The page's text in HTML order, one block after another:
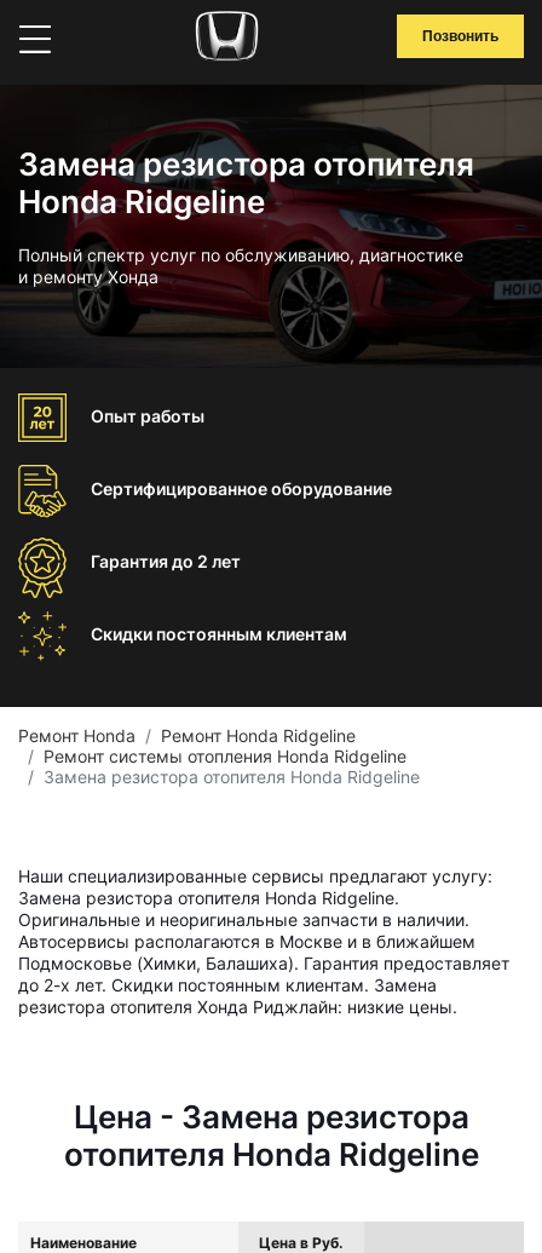
Позвонить
Замена резистора отопителя
Honda Ridgeline
Полный спектр услуг по обслуживанию, диагностике
и ремонту Хонда
Опыт работы
Сертифицированноеоборудование
Гарантиядо 2 лет
Скидки постоянным клиентам
Ремонт Honda
Ремонт Honda Ridgeline
Ремонт системы отопления Honda Ridgeline
Замена резистора отопителя Honda Ridgeline
Наши специализированные сервисы предлагают услугу:
Замена резистора отопителя Honda Ridgeline.
Оригинальные и неоригинальные запчасти в наличии.
Автосервисы располагаются в Москве и в ближайшем
Подмосковье (Химки, Балашиха). Гарантия предоставляет
до 2-х лет. Скидки постоянным клиентам. Замена
резистора отопителя Хонда Риджлайн: низкие цены.
Цена - Замена резистора
отопителя Honda Ridgeline
Наименование Цена в Руб.